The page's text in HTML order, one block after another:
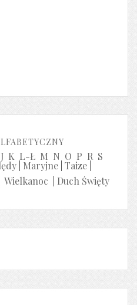
J K L-Ł M N O P R S
Maryjne Taize
Wielkanoc Duch Święty